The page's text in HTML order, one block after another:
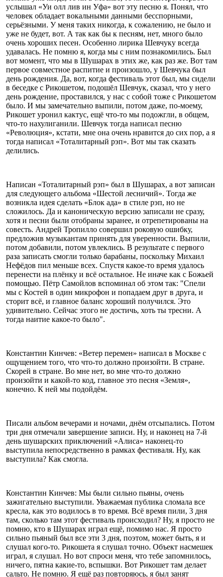
услышал «Уи олл лив ин Уфа» вот эту песню я. Понял, что
человек обладает вокальными данными бесспорными,
серьёзными. У меня таких никогда, к сожалению, не было и
уже не будет, вот. А так как бы к песням, нет, много было
очень хороших песен. Особенно лирика Шевчуку всегда
удавалась. Не помню я, когда мы с ним познакомились. Был
вот момент, что мы в Шушарах в этих же, как раз же. Вот там
первое совместное распитие и произошло, у Шевчука был
день рождения. Да, вот, когда фестиваль этот был, мы сидели
в беседке с Рикошетом, подошёл Шевчук, сказал, что у него
день рождение, проставился, у нас с собой тоже с Рикошетом
было. И мы замечательно выпили, потом даже, по-моему,
Рикошет уронил кактус, ещё что-то мы подожгли, в общем,
что-то нахулиганили. Шевчук тогда написал песню
«Революция», кстати, мне она очень нравится до сих пор, а я
тогда написал «Тоталитарный рэп». Вот мы так сказать
делились.
Написан «Тоталитарный рэп» был в Шушарах, а вот записан
для следующего альбома «Шестой лесничий». Тогда же
возникла идея сделать «Блок ада» в стиле рэп, но не
сложилось. Да и каноническую версию записали не сразу,
хотя и песни были отобраны заранее, и отрепетированы на
совесть. Андрей Тропилло совершил роковую ошибку,
предложив музыкантам принять для уверенности. Выпили,
потом добавили, потом увлеклись. В результате с первого
раза записать смогли только барабаны, поскольку Михаил
Нефёдов пил меньше всех. Спустя какое-то время удалось
перенести на плёнку и всё остальное. Не иначе как с Божьей
помощью. Пётр Самойлов вспоминал об этом так: "Спели
мы с Костей в один микрофон и попадаем друг в друга, и
сторит всё, и главное баланс хороший получился. Это
удивительно. Сейчас этого не достичь, хоть ты тресни. А
тогда наитие какое-то было".
Константин Кинчев: «Ветер перемен» написал в Москве с
ощущением того, что что-то должно произойти. В стране.
Скорей в стране. Во мне нет, во мне что-то должно
произойти и какой-то код, главное это песня «Земля»,
конечно. К ней мы подойдём.
Писали альбом вечерами и ночами, днём отсыпались. Потом
три дня отмечали завершение записи. Ну, и наконец на 7-й
день шушарских приключений «Алиса» наконец-то
выступила непосредственно в рамках фестиваля. Ну, как
выступила? Как смогла.
Константин Кинчев: Мы были сильно пьяны, очень
зажигательно выступили. Уважаемая публика сломала все
кресла, как это водилось в то время. Всё время пили, 3 дня
там, сколько там этот фестиваль происходил? Ну, я просто не
помню, кто в Шушарах играл ещё, помимо нас. Я просто
сильно пьяный был все эти 3 дня, поэтом, может быть, я и
слушал кого-то. Рикошета я слушал точно. Объект насмешек
играл, я слушал. Но вот спроси меня, что тебе запомнилось,
ничего, пятна какие-то, вспышки. Вот Рикошет там делает
сальто. Не помню. Я ещё раз повторяюсь, я был занят